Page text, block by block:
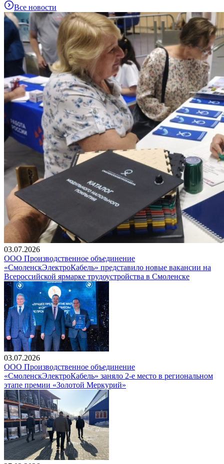
Все новости
03.07.2026
ООО Производственное объединение
«СмоленскЭлектроКабель» представило новые вакансии на
Всероссийской ярмарке трудоустройства в Смоленске
03.07.2026
ООО Производственное объединение
«СмоленскЭлектроКабель» заняло 2-е место в региональном
этапе премии «Золотой Меркурий»